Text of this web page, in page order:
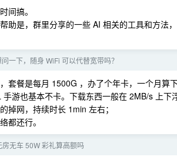
间搞。
助是，群里分享的一些 AI 相关的工具和方法
一下，随身 WiFi 可以代替宽带吗？
套餐是每月 1500G ，办了个年卡，一个月算
游也基本不卡。下载东西一般在 2MB/s 上下
掉网，持续时长 1min 左右；
都还行。
房无车 50W 彩礼算高额吗